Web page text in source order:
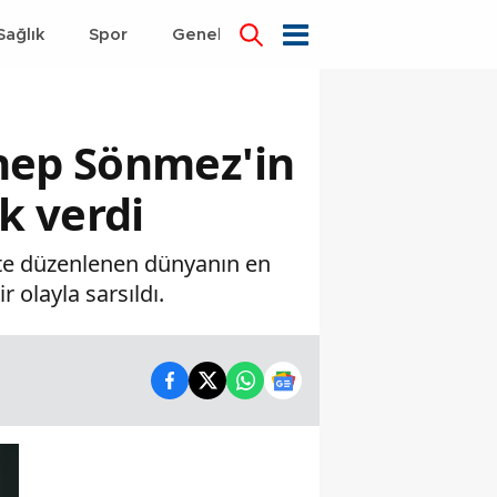
Spor Genel Dünya
Sönmez'in
verdi
düzenlenen dünyanın en
olayla sarsıldı.